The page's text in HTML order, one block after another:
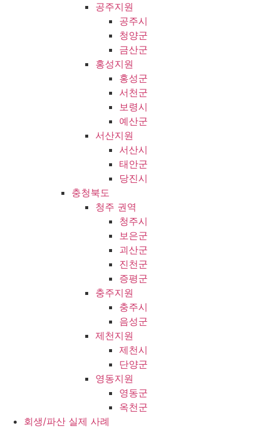
공주지원
공주시
청양군
금산군
홍성지원
홍성군
서천군
보령시
예산군
서산지원
서산시
태안군
당진시
충청북도
청주 권역
청주시
보은군
괴산군
진천군
증평군
충주지원
충주시
음성군
제천지원
제천시
단양군
영동지원
영동군
옥천군
회생/파산 실제 사례